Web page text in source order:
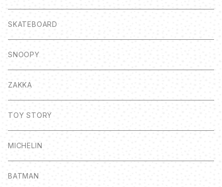
SKATEBOARD
SNOOPY
ZAKKA
TOY STORY
MICHELIN
BATMAN